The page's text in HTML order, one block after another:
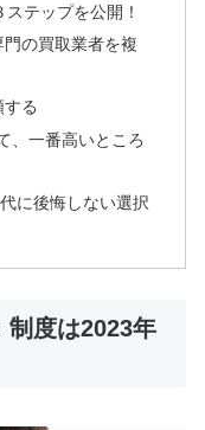
テップを公開！
の買取業者を複
る
、一番高いところ
に後悔しない選択
制度は2023年